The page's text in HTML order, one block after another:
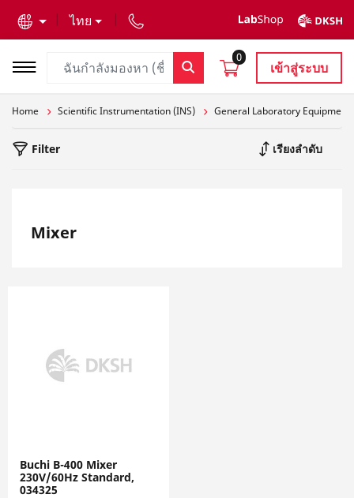
ไทย
0
เข้าสู่ระบบ
Home Scientific Instrumentation (INS) General Laboratory Equipment
Filter เรียงลำดับ
Mixer
Buchi B-400 Mixer
230V/60Hz Standard,
034325